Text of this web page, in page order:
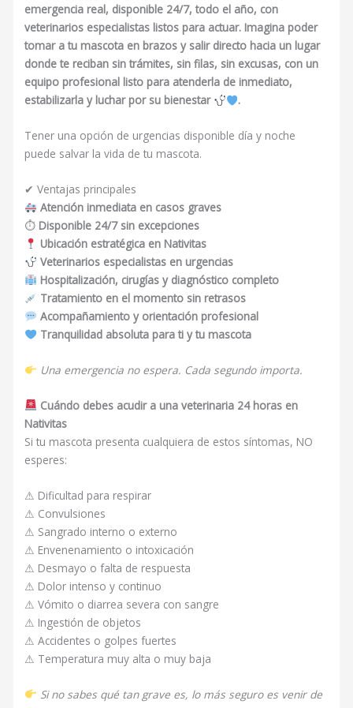
emergencia real, disponible 24/7, todo el año, con
veterinarios especialistas listos para actuar. Imagina poder
tomar a tu mascota en brazos y salir directo hacia un lugar
donde te reciban sin trámites, sin filas, sin excusas, con un
equipo profesional listo para atenderla de inmediato,
estabilizarla y luchar por su bienestar
.
Tener una opción de urgencias disponible día y noche
puede salvar la vida de tu mascota.
✔ Ventajas principales
Atención inmediata en casos graves
⏱ Disponible 24/7 sin excepciones
Ubicación estratégica en Nativitas
Veterinarios especialistas en urgencias
Hospitalización, cirugías y diagnóstico completo
Tratamiento en el momento sin retrasos
Acompañamiento y orientación profesional
Tranquilidad absoluta para ti y tu mascota
Una emergencia no espera. Cada segundo importa.
Cuándo debes acudir a una veterinaria 24 horas en
Nativitas
Si tu mascota presenta cualquiera de estos síntomas, NO
esperes:
⚠ Dificultad para respirar
⚠ Convulsiones
⚠ Sangrado interno o externo
⚠ Envenenamiento o intoxicación
⚠ Desmayo o falta de respuesta
⚠ Dolor intenso y continuo
⚠ Vómito o diarrea severa con sangre
⚠ Ingestión de objetos
⚠ Accidentes o golpes fuertes
⚠ Temperatura muy alta o muy baja
Si no sabes qué tan grave es, lo más seguro es venir de